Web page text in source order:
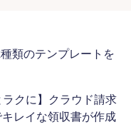
類のテンプレートを
ラクに】クラウド請求
レイな領収書が作成